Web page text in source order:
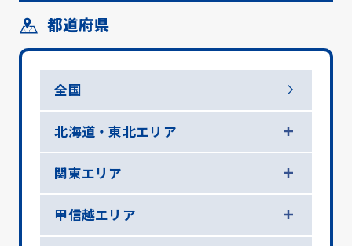
都道府県
全国
北海道・東北エリア
関東エリア
甲信越エリア